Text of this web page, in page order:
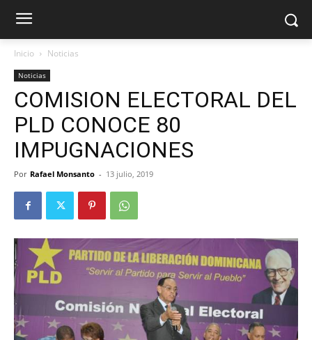
Inicio Noticias
Noticias
COMISION ELECTORAL DEL
PLD CONOCE 80
IMPUGNACIONES
Por Rafael Monsanto - 13 julio, 2019